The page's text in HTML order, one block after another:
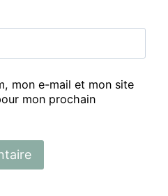
mon e-mail et mon site
mon prochain